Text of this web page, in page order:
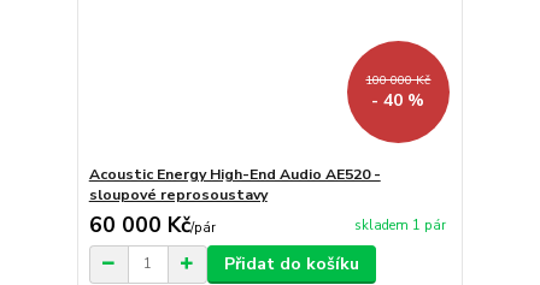
100 000 Kč
- 40 %
Acoustic Energy High-End Audio AE520 -
sloupové reprosoustavy
60 000 Kč/pár skladem 1 pár
Přidat do košíku